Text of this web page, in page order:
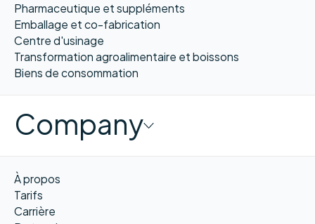
Pharmaceutique et suppléments
Emballage et co-fabrication
Centre d'usinage
Transformation agroalimentaire et boissons
Biens de consommation
Company
À propos
Tarifs
Carrière